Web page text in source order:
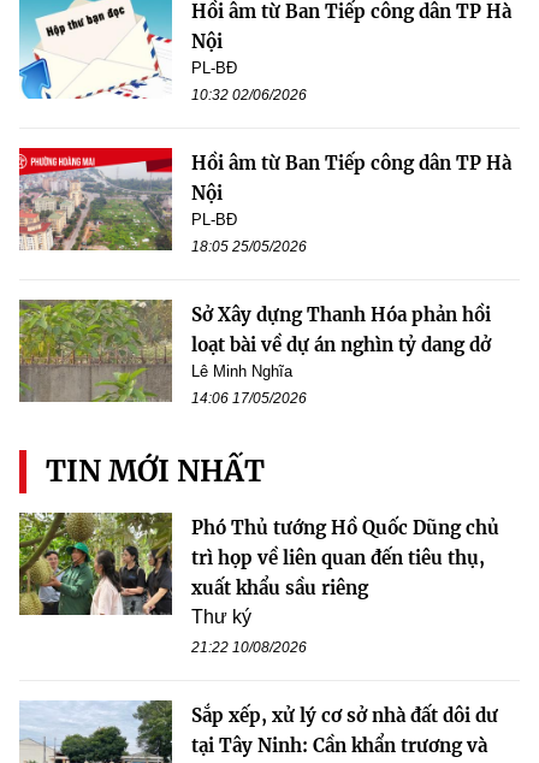
Hồi âm từ Ban Tiếp công dân TP Hà
Nội
PL-BĐ
10:32 02/06/2026
Hồi âm từ Ban Tiếp công dân TP Hà
Nội
PL-BĐ
18:05 25/05/2026
Sở Xây dựng Thanh Hóa phản hồi
loạt bài về dự án nghìn tỷ dang dở
Lê Minh Nghĩa
14:06 17/05/2026
TIN MỚI NHẤT
Phó Thủ tướng Hồ Quốc Dũng chủ
trì họp về liên quan đến tiêu thụ,
xuất khẩu sầu riêng
Thư ký
21:22 10/08/2026
Sắp xếp, xử lý cơ sở nhà đất dôi dư
tại Tây Ninh: Cần khẩn trương và